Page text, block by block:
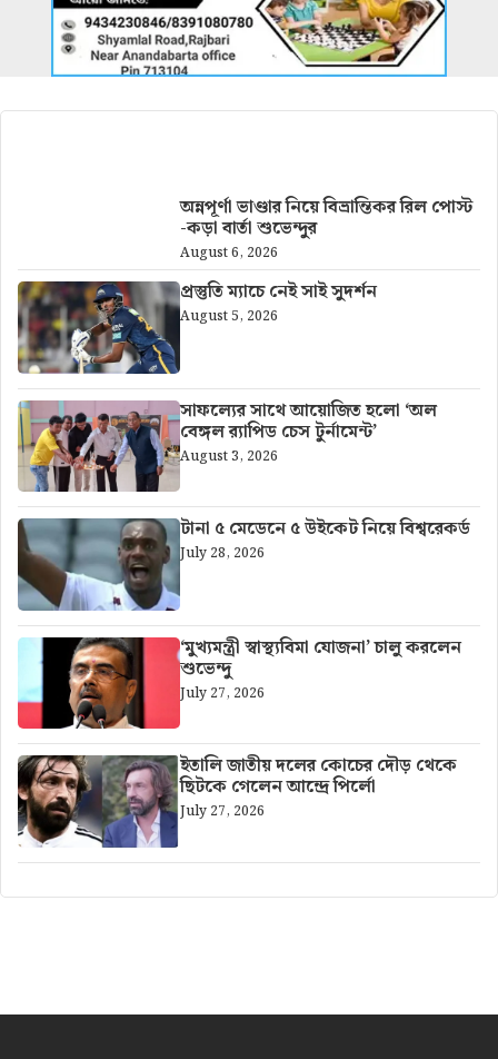
অন্নপূর্ণা ভাণ্ডার নিয়ে বিভ্রান্তিকর রিল পোস্ট
-কড়া বার্তা শুভেন্দুর
August 6, 2026
প্রস্তুতি ম্যাচে নেই সাই সুদর্শন
August 5, 2026
সাফল্যের সাথে আয়োজিত হলো ‘অল
বেঙ্গল র‍্যাপিড চেস টুর্নামেন্ট’
August 3, 2026
টানা ৫ মেডেনে ৫ উইকেট নিয়ে বিশ্বরেকর্ড
July 28, 2026
‘মুখ্যমন্ত্রী স্বাস্থ্যবিমা যোজনা’ চালু করলেন
শুভেন্দু
July 27, 2026
ইতালি জাতীয় দলের কোচের দৌড় থেকে
ছিটকে গেলেন আন্দ্রে পির্লো
July 27, 2026